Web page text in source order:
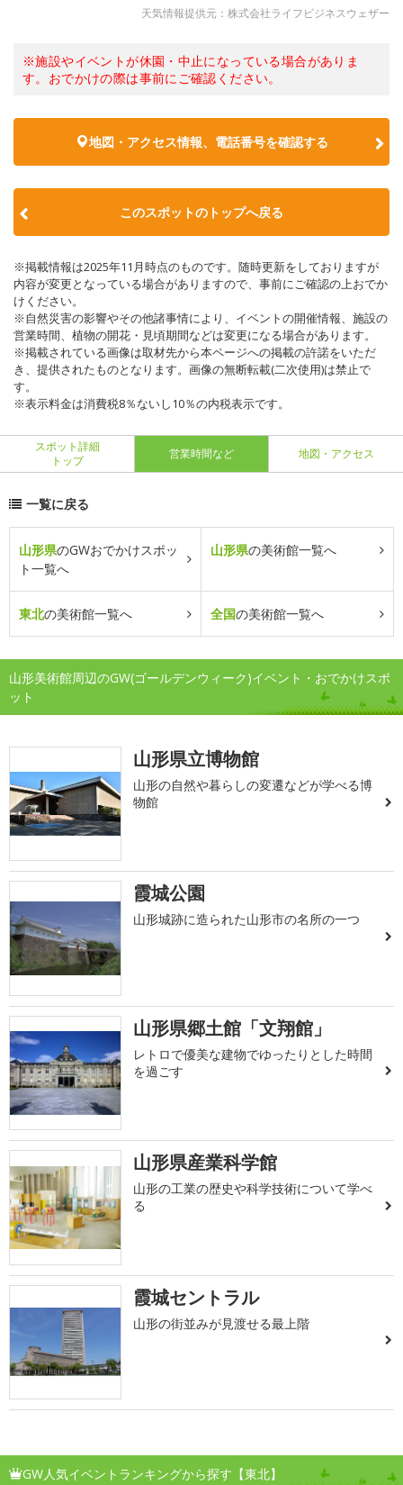
天気情報提供元：株式会社ライフビジネスウェザー
※施設やイベントが休園・中止になっている場合がありま
す。おでかけの際は事前にご確認ください。
地図・アクセス情報、電話番号を確認する
このスポットのトップへ戻る
※掲載情報は2025年11月時点のものです。随時更新をしておりますが
内容が変更となっている場合がありますので、事前にご確認の上おでか
けください。
※自然災害の影響やその他諸事情により、イベントの開催情報、施設の
営業時間、植物の開花・見頃期間などは変更になる場合があります。
※掲載されている画像は取材先から本ページへの掲載の許諾をいただ
き、提供されたものとなります。画像の無断転載(二次使用)は禁止で
す。
※表示料金は消費税8％ないし10％の内税表示です。
スポット詳細
トップ
営業時間など 地図・アクセス
一覧に戻る
山形県のGWおでかけスポッ
ト一覧へ
山形県の美術館一覧へ
東北の美術館一覧へ 全国の美術館一覧へ
山形美術館周辺のGW(ゴールデンウィーク)イベント・おでかけスポ
ット
山形県立博物館
山形の自然や暮らしの変遷などが学べる博
物館
霞城公園
山形城跡に造られた山形市の名所の一つ
山形県郷土館「文翔館」
レトロで優美な建物でゆったりとした時間
を過ごす
山形県産業科学館
山形の工業の歴史や科学技術について学べ
る
霞城セントラル
山形の街並みが見渡せる最上階
GW人気イベントランキングから探す【東北】